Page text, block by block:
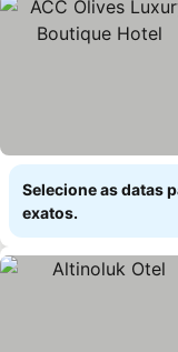
Selecione as datas
exatos.